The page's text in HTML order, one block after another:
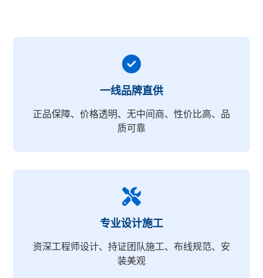
一线品牌直供
正品保障、价格透明、无中间商、性价比高、品
质可靠
专业设计施工
资深工程师设计、持证团队施工、布线规范、安
装美观